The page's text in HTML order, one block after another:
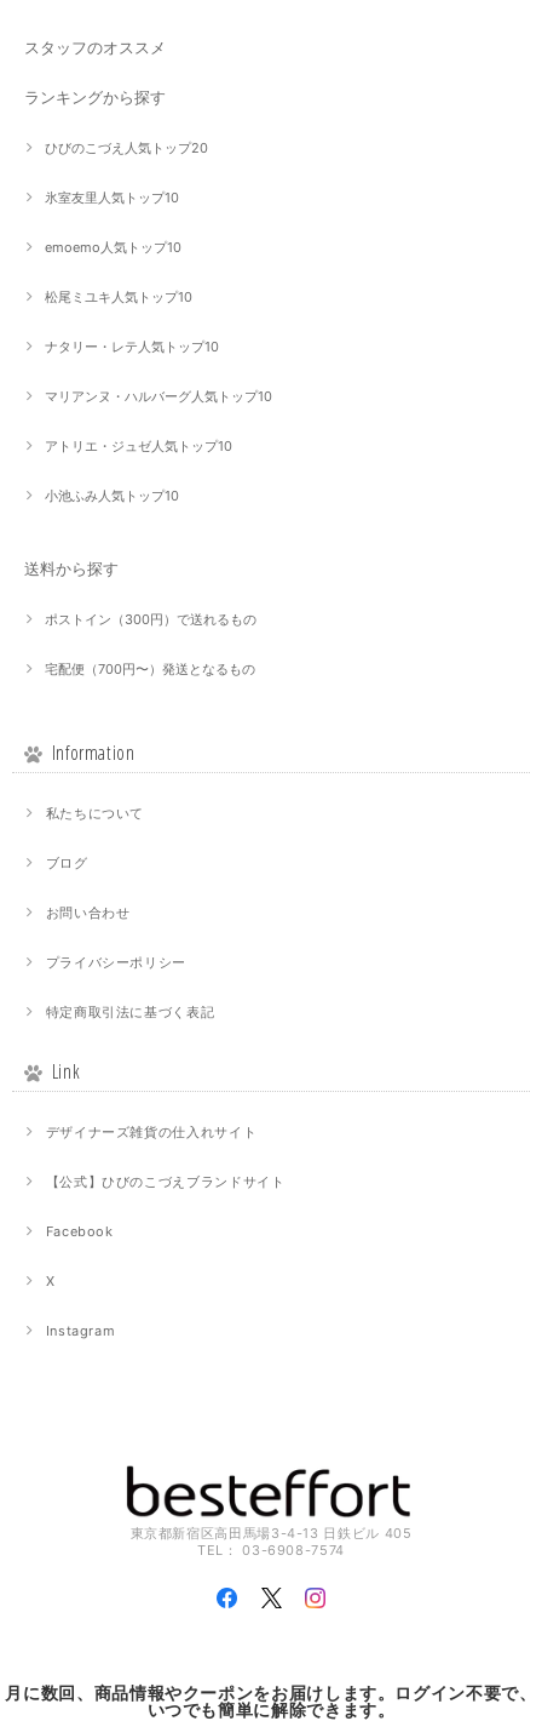
スタッフのオススメ
ランキングから探す
ひびのこづえ人気トップ20
氷室友里人気トップ10
emoemo人気トップ10
松尾ミユキ人気トップ10
ナタリー・レテ人気トップ10
マリアンヌ・ハルバーグ人気トップ10
アトリエ・ジュゼ人気トップ10
小池ふみ人気トップ10
送料から探す
ポストイン（300円）で送れるもの
宅配便（700円〜）発送となるもの
Information
私たちについて
ブログ
お問い合わせ
プライバシーポリシー
特定商取引法に基づく表記
Link
デザイナーズ雑貨の仕入れサイト
【公式】ひびのこづえブランドサイト
Facebook
X
Instagram
東京都新宿区高田馬場3-4-13 日鉄ビル 405
TEL： 03-6908-7574
月に数回、商品情報やクーポンをお届けします。ログイン不要で、
いつでも簡単に解除できます。